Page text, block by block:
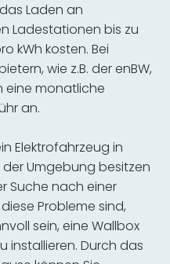
Laden an
Ladestationen bis zu
kWh kosten. Bei
wie z.B. der enBW,
eine monatliche
an.
Elektrofahrzeug in
Umgebung besitzen
Suche nach einer
Probleme sind,
sein, eine Wallbox
installieren. Durch das